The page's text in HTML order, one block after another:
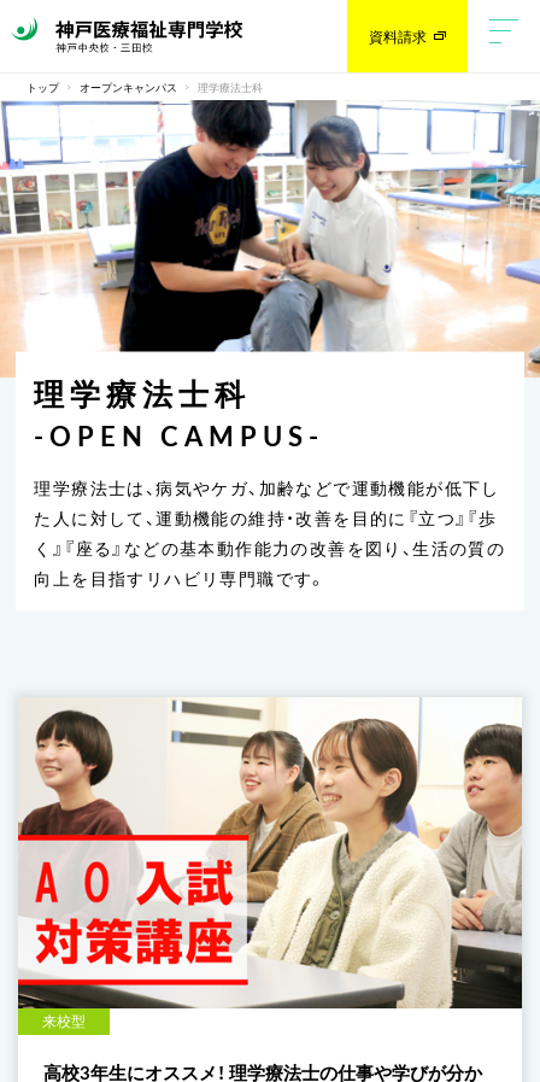
資料請求
トップ オープンキャンパス 理学療法士科
理学療法士科
-OPEN CAMPUS-
理学療法士は、病気やケガ、加齢などで運動機能が低下し
た人に対して、運動機能の維持・改善を目的に『立つ』『歩
く』『座る』などの基本動作能力の改善を図り、生活の質の
向上を目指すリハビリ専門職です。
来校型
高校3年生にオススメ！ 理学療法士の仕事や学びが分か